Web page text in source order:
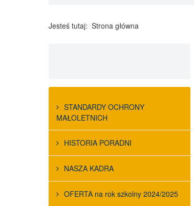
Jesteś tutaj: Strona główna
STANDARDY OCHRONY
MAŁOLETNICH
HISTORIA PORADNI
NASZA KADRA
OFERTA na rok szkolny 2024/2025